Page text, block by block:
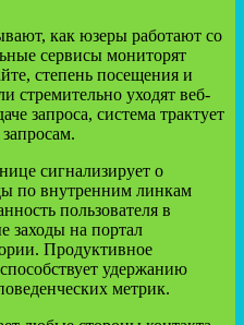
как юзеры работают со
сервисы мониторят
степень посещения и
стремительно уходят веб-
запроса, система трактует
сигнализирует о
по внутренним линкам
пользователя в
заходы на портал
Продуктивное
удержанию
метрик.